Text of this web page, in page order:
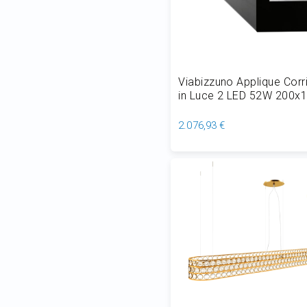
Viabizzuno Applique
in Luce 2 LED 52W
2.076,93 €
Aggiungi al Carrello